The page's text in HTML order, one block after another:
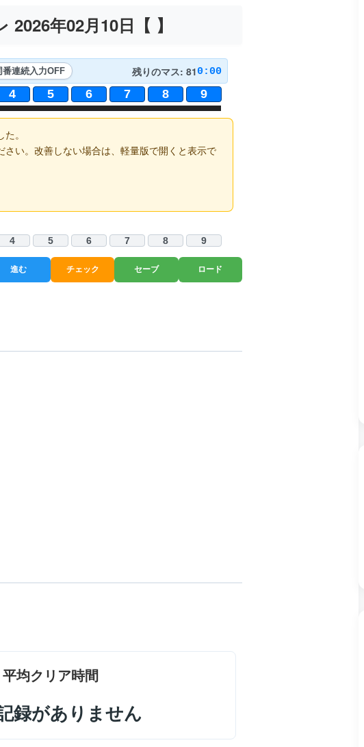
2026年02月10日【 】
番連続入力OFF 残りのマス: 810:00
4 5 6 7 8 9
。
さい。改善しない場合は、軽量版で開くと表示で
4 5 6 7 8 9
進む チェック セーブ ロード
平均クリア時間
録がありません